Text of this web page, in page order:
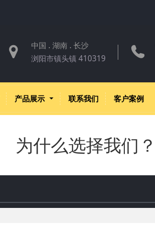
中国 . 湖南 . 长沙
浏阳市镇头镇 410319
产品展示 联系我们 客户案例
为什么选择我们？